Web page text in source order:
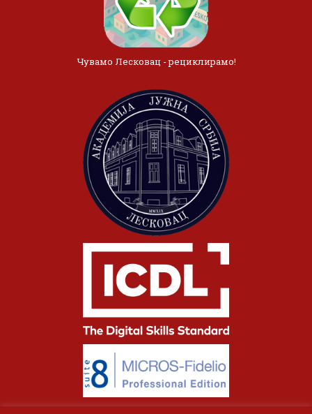
Чувамо Лесковац - рециклирамо!